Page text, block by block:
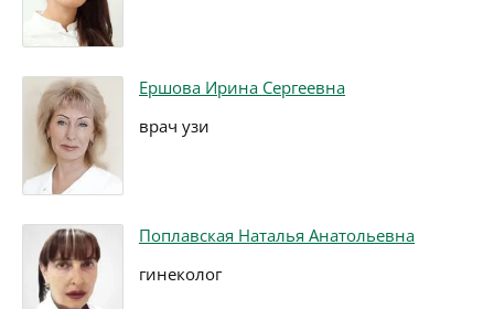
Ершова Ирина Сергеевна
врач узи
Поплавская Наталья Анатольевна
гинеколог